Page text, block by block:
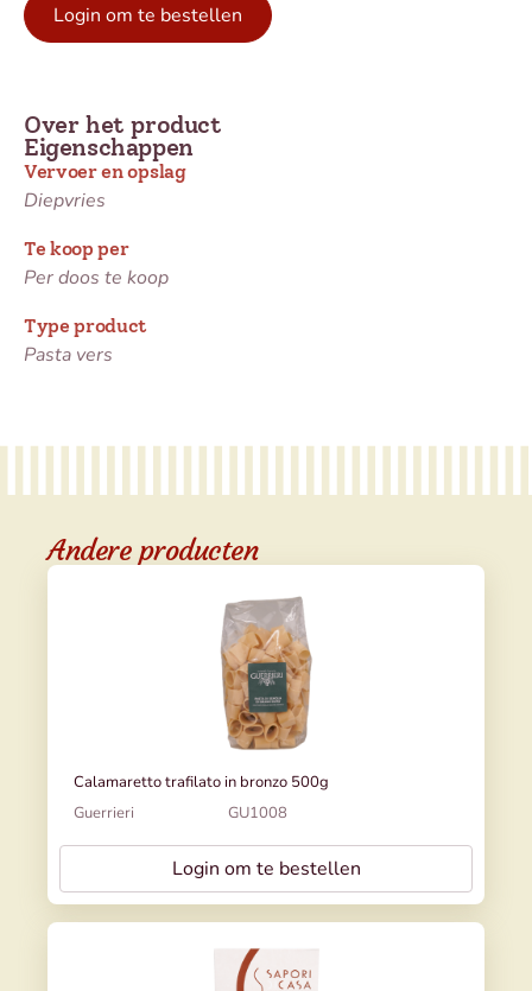
Login om te bestellen
Eigenschappen
Vervoer en opslag
Diepvries
Te koop per
Per doos te koop
Type product
Pasta vers
Over het product
Andere producten
Calamaretto trafilato in bronzo 500g
Guerrieri
GU1008
Login om te bestellen